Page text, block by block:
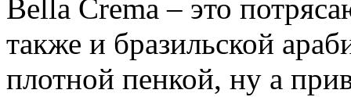
Bella Crema – это
также и бразильской
плотной пенкой, ну а